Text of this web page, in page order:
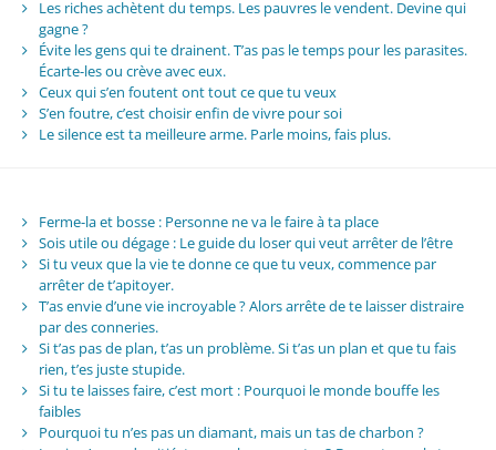
Les riches achètent du temps. Les pauvres le vendent. Devine qui
gagne ?
Évite les gens qui te drainent. T’as pas le temps pour les parasites.
Écarte-les ou crève avec eux.
Ceux qui s’en foutent ont tout ce que tu veux
S’en foutre, c’est choisir enfin de vivre pour soi
Le silence est ta meilleure arme. Parle moins, fais plus.
Ferme-la et bosse : Personne ne va le faire à ta place
Sois utile ou dégage : Le guide du loser qui veut arrêter de l’être
Si tu veux que la vie te donne ce que tu veux, commence par
arrêter de t’apitoyer.
T’as envie d’une vie incroyable ? Alors arrête de te laisser distraire
par des conneries.
Si t’as pas de plan, t’as un problème. Si t’as un plan et que tu fais
rien, t’es juste stupide.
Si tu te laisses faire, c’est mort : Pourquoi le monde bouffe les
faibles
Pourquoi tu n’es pas un diamant, mais un tas de charbon ?